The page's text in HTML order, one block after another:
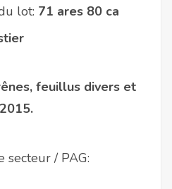
lot: 71 ares 80 ca
feuillus divers et
secteur / PAG: